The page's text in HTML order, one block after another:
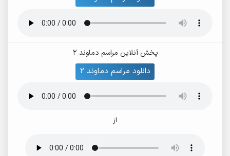
پخش آنلاین مراسم دماوند 2
دانلود مراسم دماوند 2
از